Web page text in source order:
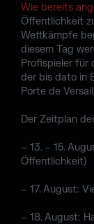
Wie bereits
Öffentlichkeit
Wettkämpfe
diesem Tag
Profispieler für
der bis dato in
Porte de
Der Zeitplan
– 13. – 15.
Öffentlichkeit)
– 17. August:
– 18. August: